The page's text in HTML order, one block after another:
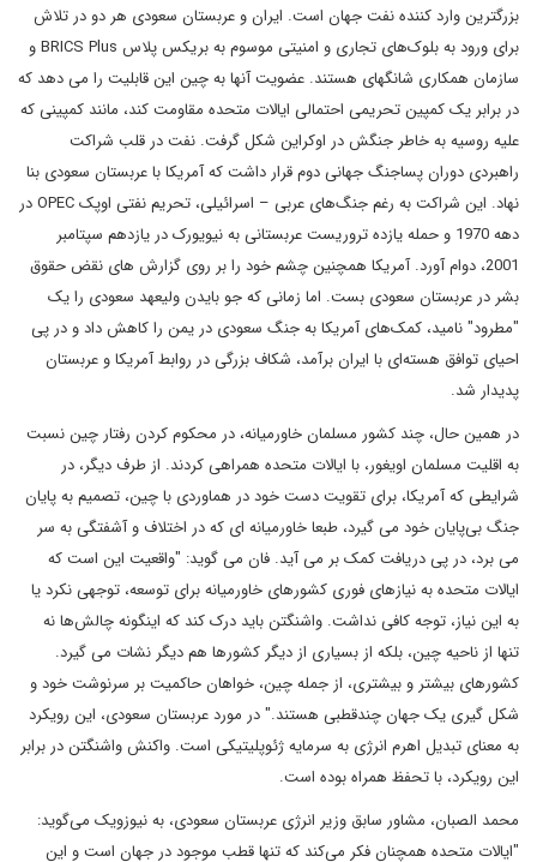
بزرگترین وارد کننده نفت جهان است. ایران و عربستان سعودی هر دو در تلاش
برای ورود به بلوک‌های تجاری و امنیتی موسوم به بریکس پلاس BRICS Plus و
سازمان همکاری شانگهای هستند. عضویت آنها به چین این قابلیت را می دهد که
در برابر یک کمپین تحریمی احتمالی ایالات متحده مقاومت کند، مانند کمپینی که
علیه روسیه به خاطر جنگش در اوکراین شکل گرفت. نفت در قلب شراکت
راهبردی دوران پساجنگ جهانی دوم قرار داشت که آمریکا با عربستان سعودی بنا
نهاد. این شراکت به رغم جنگ‌های عربی – اسرائیلی، تحریم نفتی اوپک OPEC در
دهه 1970 و حمله یازده تروریست عربستانی به نیویورک در یازدهم سپتامبر
2001، دوام آورد. آمریکا همچنین چشم خود را بر روی گزارش های نقض حقوق
بشر در عربستان سعودی بست. اما زمانی که جو بایدن ولیعهد سعودی را یک
"مطرود" نامید، کمک‌های آمریکا به جنگ سعودی در یمن را کاهش داد و در پی
احیای توافق هسته‌ای با ایران برآمد، شکاف بزرگی در روابط آمریکا و عربستان
پدیدار شد.
در همین حال، چند کشور مسلمان خاورمیانه، در محکوم کردن رفتار چین نسبت
به اقلیت مسلمان اویغور، با ایالات متحده همراهی کردند. از طرف دیگر، در
شرایطی که آمریکا، برای تقویت دست خود در هماوردی با چین، تصمیم به پایان
جنگ‌ بی‌پایان خود می گیرد، طبعا خاورمیانه ای که در اختلاف و آشفتگی به سر
می برد، در پی دریافت کمک بر می آید. فان می گوید: "واقعیت این است که
ایالات متحده به نیازهای فوری کشورهای خاورمیانه برای توسعه، توجهی نکرد یا
به این نیاز، توجه کافی نداشت. واشنگتن باید درک کند که اینگونه چالش‌ها نه
تنها از ناحیه چین، بلکه از بسیاری از دیگر کشورها هم دیگر نشات می گیرد.
کشورهای بیشتر و بیشتری، از جمله چین، خواهان حاکمیت بر سرنوشت خود و
شکل گیری یک جهان چندقطبی هستند." در مورد عربستان سعودی، این رویکرد
به معنای تبدیل اهرم انرژی به سرمایه ژئوپلیتیکی است. واکنش واشنگتن در برابر
این رویکرد، با تحفظ همراه بوده است.
محمد الصبان، مشاور سابق وزیر انرژی عربستان سعودی، به نیوزویک می‌گوید:
"ایالات متحده همچنان فکر می‌کند که تنها قطب موجود در جهان است و این